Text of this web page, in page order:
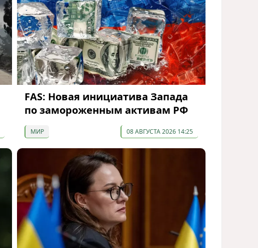
FAS: Новая инициатива Запада
по замороженным активам РФ
МИР 08 АВГУСТА 2026 14:25